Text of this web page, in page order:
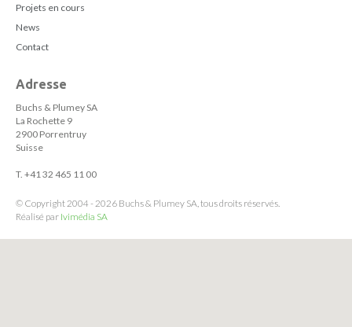
Projets en cours
News
Contact
Adresse
Buchs & Plumey SA
La Rochette 9
2900 Porrentruy
Suisse
T. +41 32 465 11 00
© Copyright 2004 - 2026 Buchs & Plumey SA, tous droits réservés.
Réalisé par Ivimédia SA